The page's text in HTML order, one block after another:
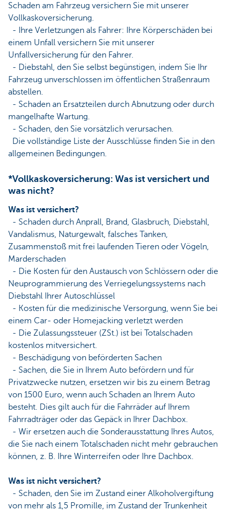
Schaden am Fahrzeug versichern Sie mit unserer
Vollkaskoversicherung.
- Ihre Verletzungen als Fahrer: Ihre Körperschäden bei
einem Unfall versichern Sie mit unserer
Unfallversicherung für den Fahrer.
- Diebstahl, den Sie selbst begünstigen, indem Sie Ihr
Fahrzeug unverschlossen im öffentlichen Straßenraum
abstellen.
- Schaden an Ersatzteilen durch Abnutzung oder durch
mangelhafte Wartung.
- Schaden, den Sie vorsätzlich verursachen.
Die vollständige Liste der Ausschlüsse finden Sie in den
allgemeinen Bedingungen.
*Vollkaskoversicherung: Was ist versichert und
was nicht?
Was ist versichert?
- Schaden durch Anprall, Brand, Glasbruch, Diebstahl,
Vandalismus, Naturgewalt, falsches Tanken,
Zusammenstoß mit frei laufenden Tieren oder Vögeln,
Marderschaden
- Die Kosten für den Austausch von Schlössern oder die
Neuprogrammierung des Verriegelungssystems nach
Diebstahl Ihrer Autoschlüssel
- Kosten für die medizinische Versorgung, wenn Sie bei
einem Car- oder Homejacking verletzt werden
- Die Zulassungssteuer (ZSt.) ist bei Totalschaden
kostenlos mitversichert.
- Beschädigung von beförderten Sachen
- Sachen, die Sie in Ihrem Auto befördern und für
Privatzwecke nutzen, ersetzen wir bis zu einem Betrag
von 1500 Euro, wenn auch Schaden an Ihrem Auto
besteht. Dies gilt auch für die Fahrräder auf Ihrem
Fahrradträger oder das Gepäck in Ihrer Dachbox.
- Wir ersetzen auch die Sonderausstattung Ihres Autos,
die Sie nach einem Totalschaden nicht mehr gebrauchen
können, z. B. Ihre Winterreifen oder Ihre Dachbox.
Was ist nicht versichert?
- Schaden, den Sie im Zustand einer Alkoholvergiftung
von mehr als 1,5 Promille, im Zustand der Trunkenheit